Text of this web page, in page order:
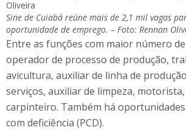
Sine de Cuiabá reúne mais de 2,1 mil vagas
oportunidade de emprego. – Foto: Rennan
Entre as funções com maior número
operador de processo de produção,
avicultura, auxiliar de linha de
serviços, auxiliar de limpeza,
carpinteiro. Também há
com deficiência (PCD).